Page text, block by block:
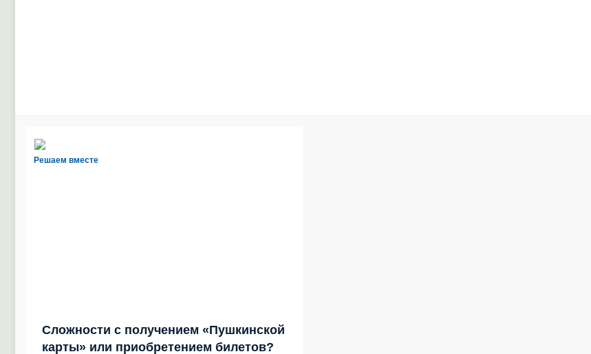
Решаем вместе
Сложности с получением «Пушкинской
карты» или приобретением билетов?